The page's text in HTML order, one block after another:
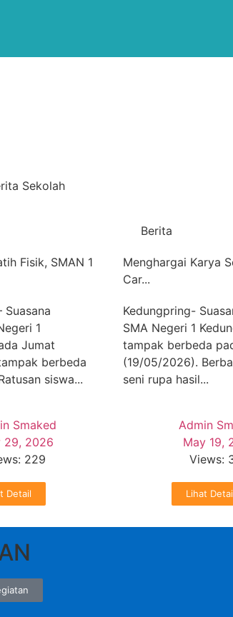
Sekolah
Fisik, SMAN 1
1
Jumat
berbeda
siswa...
Smaked
29, 2026
229
Detail
Berita
Menghargai Karya
Car...
Kedungpring-
SMA Negeri 1
tampak berbeda
(19/05/2026).
seni rupa hasil...
Admin
May 19,
Views:
Lihat